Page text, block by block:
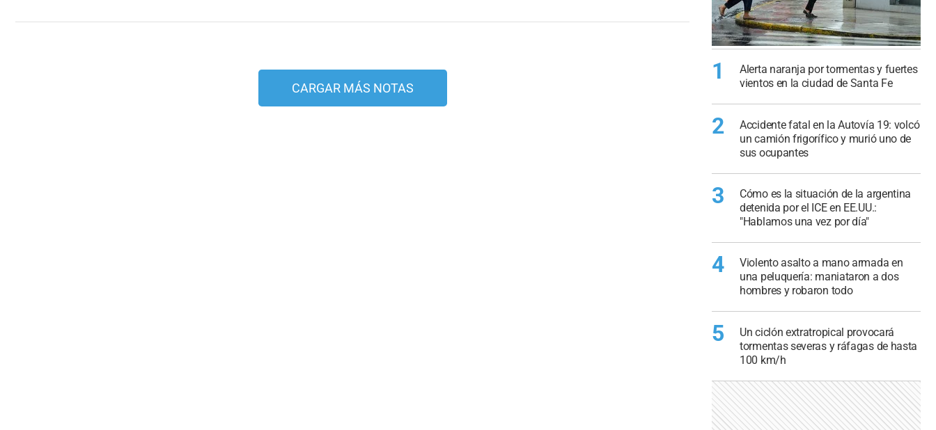
CARGAR MÁS NOTAS
1
Alerta naranja por tormentas y fuertes
vientos en la ciudad de Santa Fe
2
Accidente fatal en la Autovía 19: volcó
un camión frigorífico y murió uno de
sus ocupantes
3
Cómo es la situación de la argentina
detenida por el ICE en EE.UU.:
"Hablamos una vez por día"
4
Violento asalto a mano armada en
una peluquería: maniataron a dos
hombres y robaron todo
5
Un ciclón extratropical provocará
tormentas severas y ráfagas de hasta
100 km/h